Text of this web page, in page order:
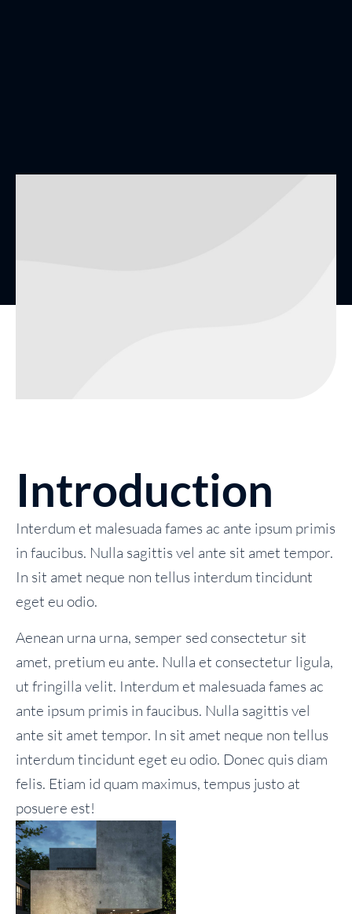
Introduction
Interdum et malesuada fames ac ante ipsum primis
in faucibus. Nulla sagittis vel ante sit amet tempor.
In sit amet neque non tellus interdum tincidunt
eget eu odio.
Aenean urna urna, semper sed consectetur sit
amet, pretium eu ante. Nulla et consectetur ligula,
ut fringilla velit. Interdum et malesuada fames ac
ante ipsum primis in faucibus. Nulla sagittis vel
ante sit amet tempor. In sit amet neque non tellus
interdum tincidunt eget eu odio. Donec quis diam
felis. Etiam id quam maximus, tempus justo at
posuere est!